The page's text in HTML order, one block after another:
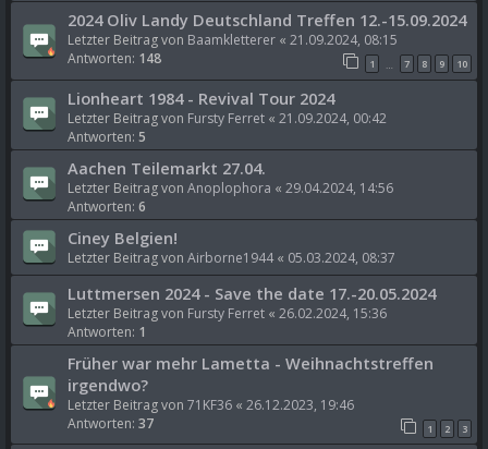
2024 Oliv Landy Deutschland Treffen 12.-15.09.2024
Letzter Beitrag von Baamkletterer « 21.09.2024, 08:15
Antworten: 148 1 … 7 8 9 10
Lionheart 1984 - Revival Tour 2024
Letzter Beitrag von Fursty Ferret « 21.09.2024, 00:42
Antworten: 5
Aachen Teilemarkt 27.04.
Letzter Beitrag von Anoplophora « 29.04.2024, 14:56
Antworten: 6
Ciney Belgien!
Letzter Beitrag von Airborne1944 « 05.03.2024, 08:37
Luttmersen 2024 - Save the date 17.-20.05.2024
Letzter Beitrag von Fursty Ferret « 26.02.2024, 15:36
Antworten: 1
Früher war mehr Lametta - Weihnachtstreffen
irgendwo?
Letzter Beitrag von 71KF36 « 26.12.2023, 19:46
Antworten: 37 1 2 3